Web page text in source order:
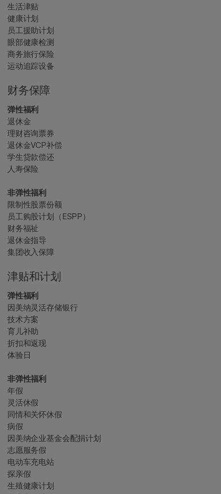
生活津贴
健康计划
员工援助计划
眼部健康检测
商务旅行保险
运动追踪设备
财务保障
弹性福利
退休金
理财咨询票券
退休金VCP补偿
学生贷款偿还
人寿保险
非弹性福利
限制性股票份额
员工购股计划（ESPP）
财务福祉
退休金指导
集团收入保障
津贴和计划
弹性福利
因美纳灵活存储银行
技术方案
育儿补助
折扣和返现
体验日
非弹性福利
年假
灵活休假
同情和关怀休假
病假
因美纳企业基金会配捐计划
志愿服务假
电动车充电站
探亲假
生殖健康计划